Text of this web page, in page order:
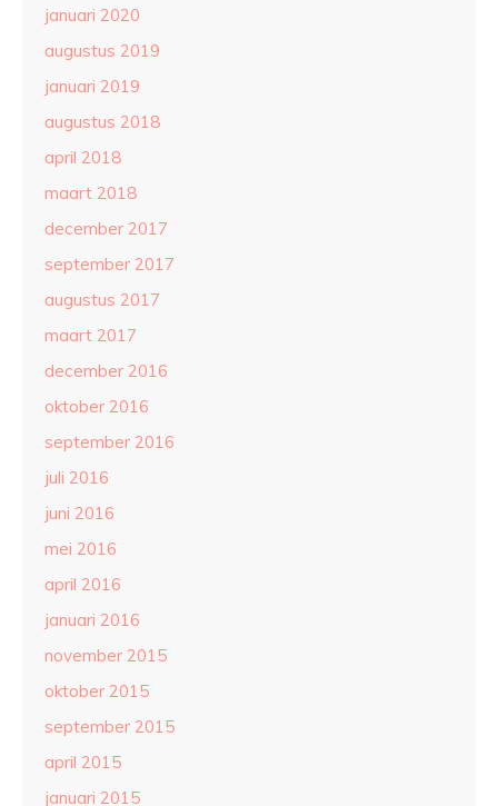
januari 2020
augustus 2019
januari 2019
augustus 2018
april 2018
maart 2018
december 2017
september 2017
augustus 2017
maart 2017
december 2016
oktober 2016
september 2016
juli 2016
juni 2016
mei 2016
april 2016
januari 2016
november 2015
oktober 2015
september 2015
april 2015
januari 2015